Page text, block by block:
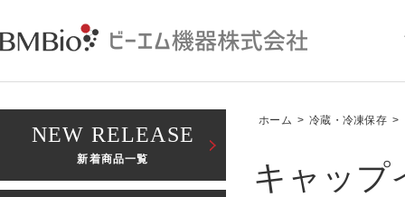
ホーム > 冷蔵・冷凍保存 >
キャップ
NEW RELEASE
新着商品一覧